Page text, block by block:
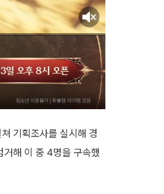
기획조사를 실시해 경
거해 이 중 4명을 구속했